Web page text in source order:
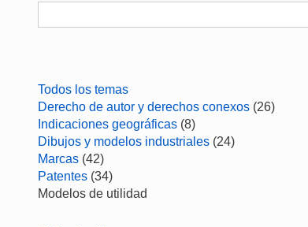
Todos los temas
Derecho de autor y derechos conexos (26)
Indicaciones geográficas (8)
Dibujos y modelos industriales (24)
Marcas (42)
Patentes (34)
Modelos de utilidad